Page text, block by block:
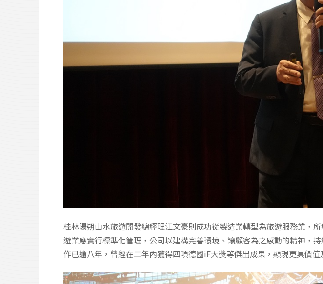
桂林陽朔山水旅遊開發總經理江文豪則成功從製造業轉型為旅遊服務業，
遊業應實行標準化管理，公司以建構完善環境、讓顧客為之感動的精神，
作已逾八年，曾經在二年內獲得四項德國iF大獎等傑出成果，顯現更具價值